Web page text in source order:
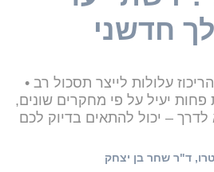
עלולות לייצר תסכול רב •
פחות יעיל על פי מחקרים שונים,
לדרך – יכול להתאים בדיוק לכם
, ד"ר שחר בן יצחק